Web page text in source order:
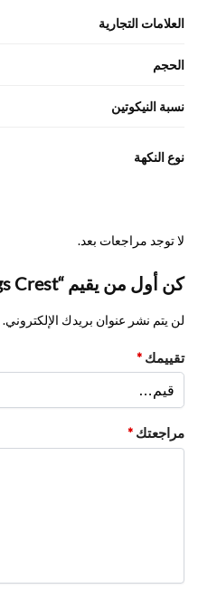
العلامات التجارية
الحجم
نسبة النيكوتين
نوع النكهة
لا توجد مراجعات بعد.
كن أول من يقيم “Don Juan Cafe – Kings Crest”
لن يتم نشر عنوان بريدك الإلكتروني.
تقييمك *
مراجعتك *